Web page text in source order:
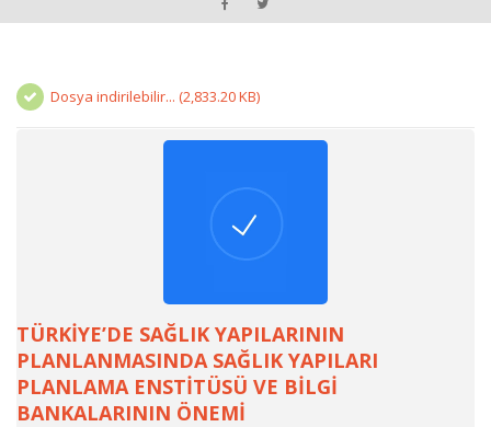
Dosya indirilebilir... (2,833.20 KB)
TÜRKİYE’DE SAĞLIK YAPILARININ
PLANLANMASINDA SAĞLIK YAPILARI
PLANLAMA ENSTİTÜSÜ VE BİLGİ
BANKALARININ ÖNEMİ